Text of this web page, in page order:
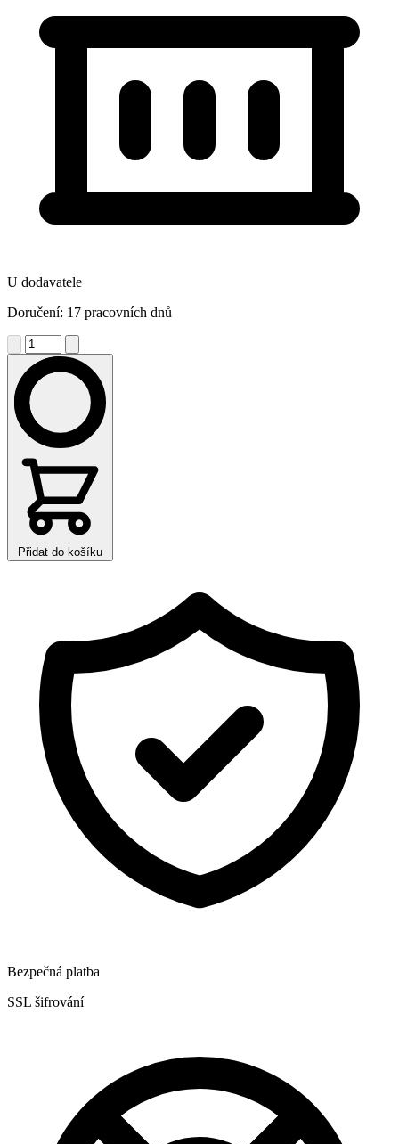
U dodavatele
Doručení: 17 pracovních dnů
Přidat do košíku
Bezpečná platba
SSL šifrování